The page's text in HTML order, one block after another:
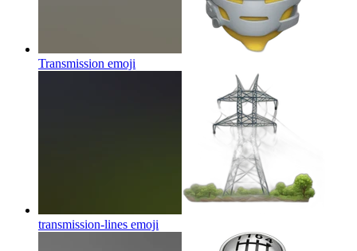
Transmission emoji
transmission-lines emoji